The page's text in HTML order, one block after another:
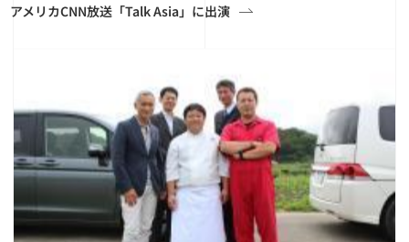
アメリカCNN放送「Talk Asia」に出演